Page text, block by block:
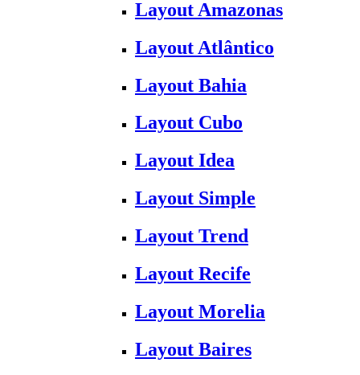
Layout Amazonas
Layout Atlântico
Layout Bahia
Layout Cubo
Layout Idea
Layout Simple
Layout Trend
Layout Recife
Layout Morelia
Layout Baires